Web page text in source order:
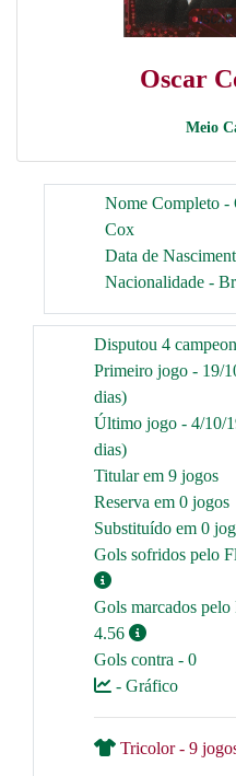
Oscar
Meio
Nome Completo -
Cox
Data de
Nacionalidade -
Disputou 4
Primeiro jogo - 19/
dias)
Último jogo - 4/10/
dias)
Titular em 9 jogos
Reserva em 0 jogos
Substituído em 0
Gols sofridos pelo
Gols marcados
4.56
Gols contra - 0
- Gráfico
Tricolor - 9